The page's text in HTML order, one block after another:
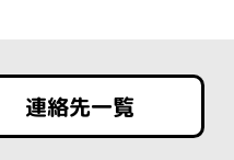
連絡先一覧